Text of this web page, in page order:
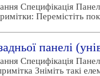
Специфікація
Перемістіть
панелі
Специфікація
Зніміть такі